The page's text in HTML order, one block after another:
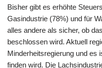
Bisher gibt es erhöhte
Gasindustrie (78%) und für
alles andere als sicher, ob
beschlossen wird. Aktuell
Minderheitsregierung und es
finden wird. Die